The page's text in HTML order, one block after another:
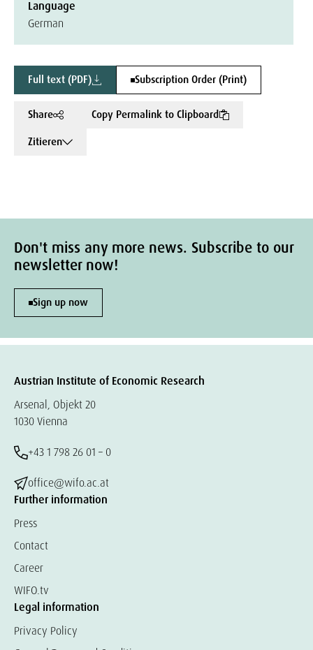
Language
German
Full text (PDF) Subscription Order (Print)
Share
Copy Permalink to Clipboard
Zitieren
Don't miss any more news. Subscribe to our
newsletter now!
Sign up now
Austrian Institute of Economic Research
Arsenal, Objekt 20
1030 Vienna
+43 1 798 26 01 – 0
office@wifo.ac.at
Further information
Press
Contact
Career
WIFO.tv
Legal information
Privacy Policy